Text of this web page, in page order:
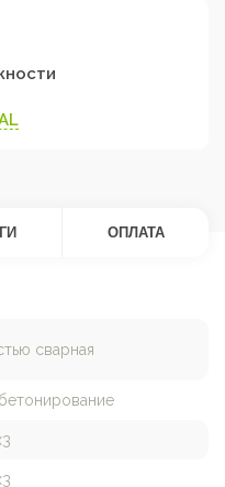
ОПЛАТА
сварная